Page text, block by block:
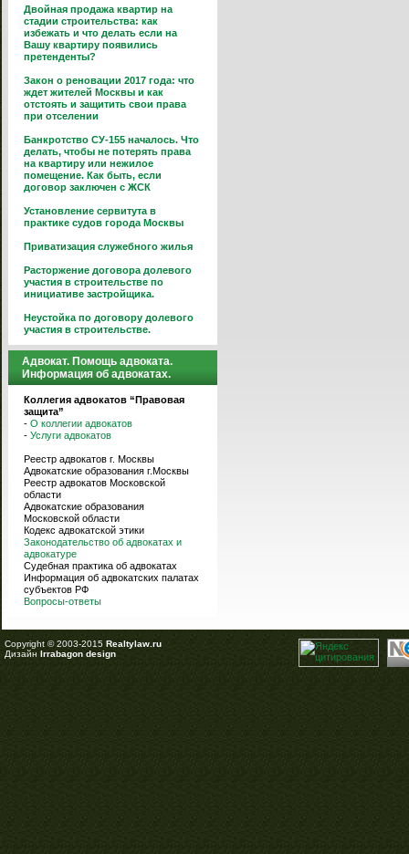
Двойная продажа квартир на
стадии строительства: как
избежать и что делать если на
Вашу квартиру появились
претенденты?
Закон о реновации 2017 года: что
ждет жителей Москвы и как
отстоять и защитить свои права
при отселении
Банкротство СУ-155 началось. Что
делать, чтобы не потерять права
на квартиру или нежилое
помещение. Как быть, если
договор заключен с ЖСК
Установление сервитута в
практике судов города Москвы
Приватизация служебного жилья
Расторжение договора долевого
участия в строительстве по
инициативе застройщика.
Неустойка по договору долевого
участия в строительстве.
Адвокат. Помощь адвоката.
Информация об адвокатах.
Коллегия адвокатов “Правовая
защита”
- О коллегии адвокатов
- Услуги адвокатов
Реестр адвокатов г. Москвы
Адвокатские образования г.Москвы
Реестр адвокатов Московской
области
Адвокатские образования
Московской области
Кодекс адвокатской этики
Законодательство об адвокатах и
адвокатуре
Судебная практика об адвокатах
Информация об адвокатских палатах
субъектов РФ
Вопросы-ответы
Copyright © 2003-2015 Realtylaw.ru
Дизайн Irrabagon design